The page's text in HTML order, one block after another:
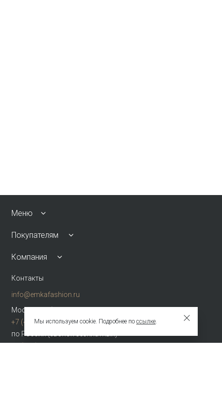
Меню
Покупателям
Компания
Контакты
info@emkafashion.ru
Москва и область
+7 (495) 787-24-90
по России (звонок бесплатный)
Мы используем cookie. Подробнее по ссылке